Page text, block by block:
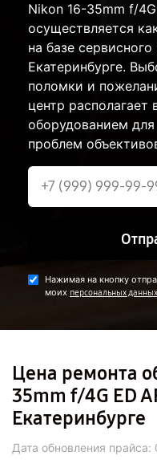
Nikon 16-35mm f/
осуществляется
на базе
Екатеринбурге.
поломки и
центр
оборудованием
проблем
Нажимая на кнопку
моих персональных данных
Цена ремонта
35mm f/4G ED
Екатеринбурге
Дата обновления прайса: